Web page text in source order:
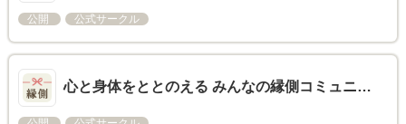
公開 公式サークル
心と身体をととのえる みんなの縁側コミュニ…